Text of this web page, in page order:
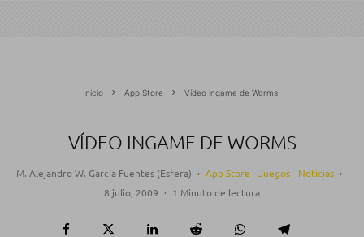
Inicio App Store Vídeo ingame de Worms
VÍDEO INGAME DE WORMS
M. Alejandro W. García Fuentes (Esfera) · App Store Juegos Noticias ·
8 julio, 2009 · 1 Minuto de lectura